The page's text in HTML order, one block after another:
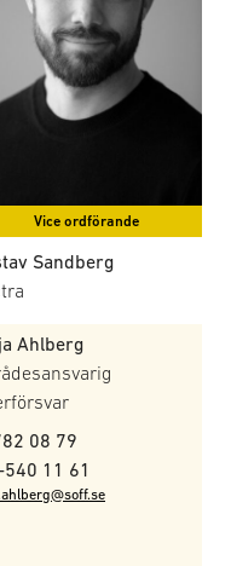
inom
egen
och protokoll, och
med
deltagande.
Vice ordförande
Sandberg
Ahlberg
08 79
11 61